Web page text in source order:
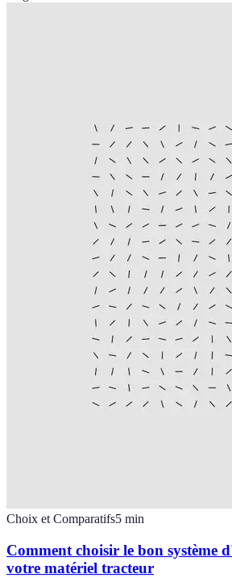
Choix et Comparatifs5 min
Comment choisir le bon système
votre matériel tracteur